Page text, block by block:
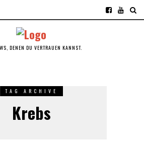
DENEN DU VERTRAUEN KANNST.
TAG ARCHIVE
Krebs